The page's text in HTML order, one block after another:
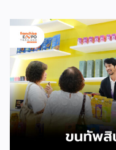
บริหารธุรกิจ การวางแผนก
เตรียมความพร้อมสำหรับ
จัดงานครั้งนี้คาดว่าจะสร้
แฟรนไชส์ไม่ใช่เพียงโมเ
แบรนด์ไทยให้ก้าวสู่ตลา
พันธมิตร สนับสนุนผู้ประก
แบรนด์ และเปิดตลาดต่าง
ทางสู่การเปิดตลาดใหม่ เ
ตลาดโลก ด้วยบทบาท
ธุรกิจไทยในทุกเส้นทาง